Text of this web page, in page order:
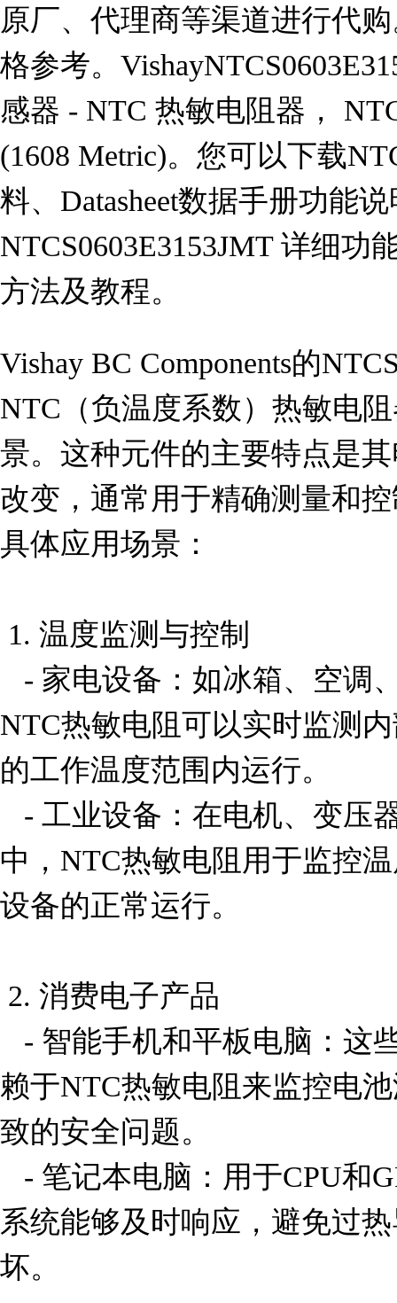
原厂、代理商等渠道进行代购
格参考。
感器 - NTC 热敏电阻器，
(1608 Metric)。您可以下载
料、Datasheet数据手册功能
NTCS0603E3153JMT 详细功
方法及教程。
Vishay BC Components的
NTC（负温度系数）热敏电
景。这种元件的主要特点是
改变，通常用于精确测量和
具体应用场景：
NTC热敏电阻可以实时监测
的工作温度范围内运行。
中，NTC热敏电阻用于监控
设备的正常运行。
赖于NTC热敏电阻来监控电
致的安全问题。
系统能够及时响应，避免过
坏。